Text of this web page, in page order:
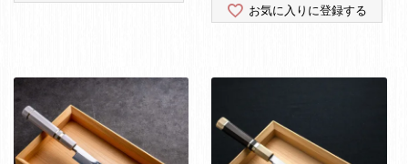
お気に入りに登録する